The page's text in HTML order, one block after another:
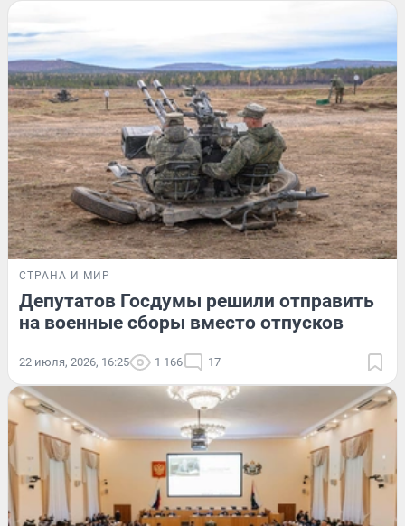
СТРАНА И МИР
Депутатов Госдумы решили отправить
на военные сборы вместо отпусков
22 июля, 2026, 16:25 1 166 17